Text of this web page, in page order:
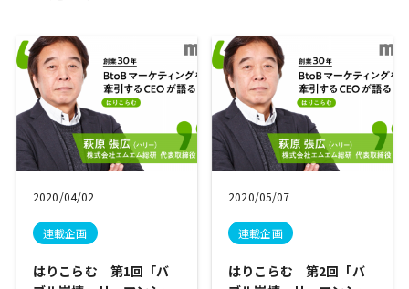
2020/04/02
連載企画
はりこらむ 第1回「バ
2020/05/07
連載企画
はりこらむ 第2回「バ